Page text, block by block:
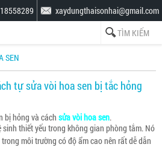
xaydungthaisonhai@gmail.com
SEN
tự sửa vòi hoa sen bị tắc hỏng
bị hỏng và cách sửa vòi hoa sen.
thiết yếu trong không gian phòng tắm. Nó
môi trường có độ ẩm cao nên rất dễ dẫn